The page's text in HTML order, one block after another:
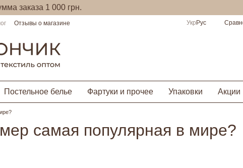
заказа 1 000 грн.
Отзывы о магазине
Укр Рус
Постельное белье Фартуки и прочее Упаковки Акции
самая популярная в мире?